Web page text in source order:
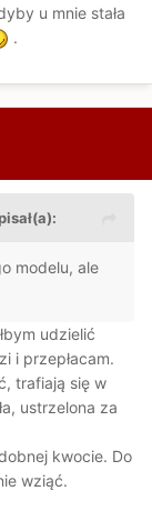
u mnie stała
.
modelu, ale
udzielić
i przepłacam.
trafiają się w
ustrzelona za
kwocie. Do
wziąć.